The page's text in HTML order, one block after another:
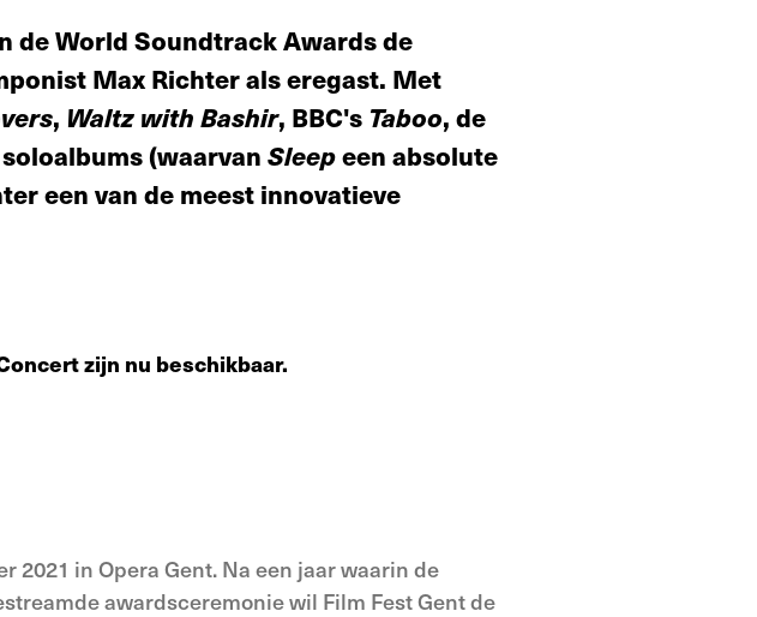
de World Soundtrack Awards de
Max Richter als eregast. Met
, Waltz with Bashir, BBC's Taboo, de
(waarvan Sleepeen absolute
een van de meest innovatieve
zijn nu beschikbaar.
2021 in Opera Gent. Na een jaar waarin de
awardsceremonie wil Film Fest Gent de